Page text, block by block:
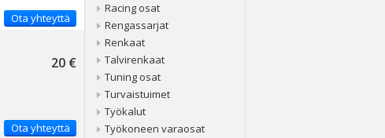
Ota yhteyttä
20 €
Ota yhteyttä
Racing osat
Rengassarjat
Renkaat
Talvirenkaat
Tuning osat
Turvaistuimet
Työkalut
Työkoneen varaosat